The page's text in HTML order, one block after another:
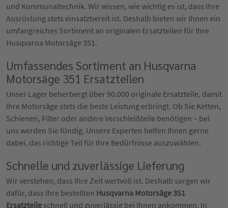
und Kommunaltechnik. Wir wissen, wie wichtig es ist, dass Ihre
Ausrüstung stets einsatzbereit ist. Deshalb bieten wir Ihnen ein
umfangreiches Sortiment an originalen Ersatzteilen für Ihre
Husqvarna Motorsäge 351.
Umfassendes Sortiment an Husqvarna
Motorsäge 351 Ersatzteilen
Unser Lager beherbergt über 90.000 originale Ersatzteile, damit
Ihre Motorsäge stets die beste Leistung erbringt. Ob Sie Ketten,
Schienen, Filter oder andere Verschleißteile benötigen – bei
uns werden Sie fündig. Unsere Experten helfen Ihnen gerne
dabei, das richtige Teil für Ihre Bedürfnisse auszuwählen.
Schnelle und zuverlässige Lieferung
Wir verstehen, dass Ihre Zeit wertvoll ist. Deshalb sorgen wir
dafür, dass Ihre bestellten Husqvarna Motorsäge 351
Ersatzteile schnell und zuverlässig bei Ihnen ankommen. In